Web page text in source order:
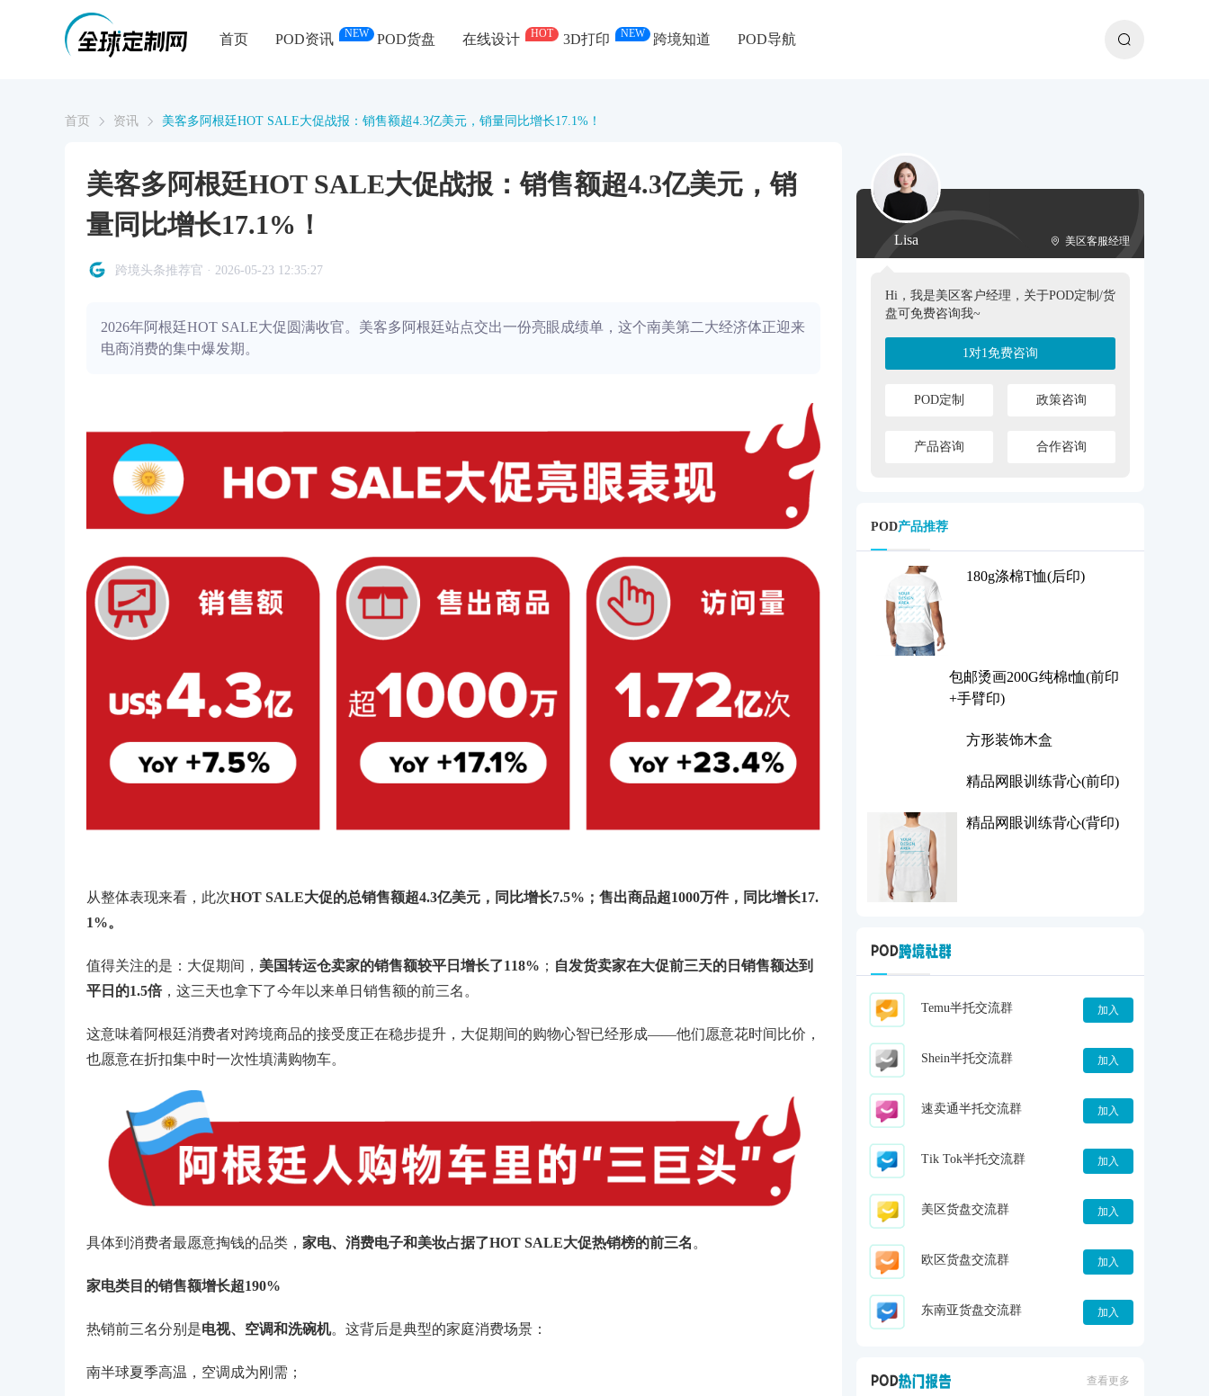
首页 POD资讯 NEW POD货盘 在线设计 HOT 3D打印 NEW 跨境知道 POD导航
首页 资讯 美客多阿根廷HOT SALE大促战报：销售额超4.3亿美元，销量同比增长17.1%！
美客多阿根廷HOT SALE大促战报：销售额超4.3亿美元，销
量同比增长17.1%！
跨境头条推荐官 · 2026-05-23 12:35:27
2026年阿根廷HOT SALE大促圆满收官。美客多阿根廷站点交出一份亮眼成绩单，这个南美第二大经济体正迎来
电商消费的集中爆发期。
从整体表现来看，此次HOT SALE大促的总销售额超4.3亿美元，同比增长7.5%；售出商品超1000万件，同比增长17.
1%。
值得关注的是：大促期间， 美国转运仓卖家的销售额较平日增长了118% ； 自发货卖家在大促前三天的日销售额达到
平日的1.5倍，这三天也拿下了今年以来单日销售额的前三名。
这意味着阿根廷消费者对跨境商品的接受度正在稳步提升，大促期间的购物心智已经形成——他们愿意花时间比价，
也愿意在折扣集中时一次性填满购物车。
具体到消费者最愿意掏钱的品类， 家电、消费电子和美妆占据了HOT SALE大促热销榜的前三名 。
家电类目的销售额增长超190%
热销前三名分别是电视、空调和洗碗机。这背后是典型的家庭消费场景：
南半球夏季高温，空调成为刚需；
Lisa 美区客服经理
Hi，我是美区客户经理，关于POD定制/货
盘可免费咨询我~
1对1免费咨询
POD定制 政策咨询
产品咨询 合作咨询
POD产品推荐
180g涤棉T恤(后印)
包邮烫画200G纯棉t恤(前
印+手臂印)
方形装饰木盒
精品网眼训练背心(前印)
加入
加入
加入
加入
加入
加入